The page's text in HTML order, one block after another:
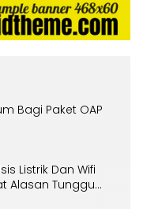
Bagi Paket OAP
Listrik Dan Wifi
Alasan Tunggu